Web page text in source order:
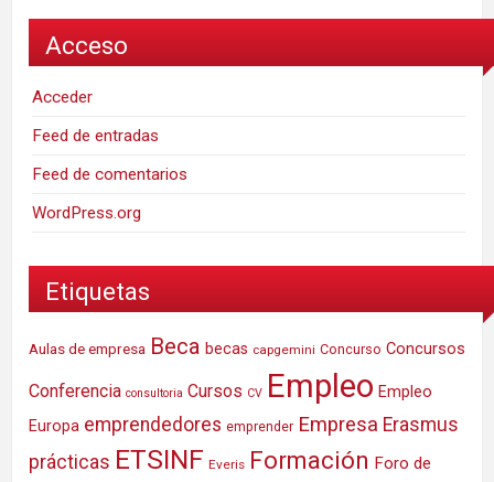
Acceso
Acceder
Feed de entradas
Feed de comentarios
WordPress.org
Etiquetas
Aulas de empresa Beca becas capgemini Concurso Concursos
Conferencia consultoria Cursos CV Empleo Empleo
Europa emprendedores emprender Empresa Erasmus
prácticas ETSINF Everis Formación Foro de